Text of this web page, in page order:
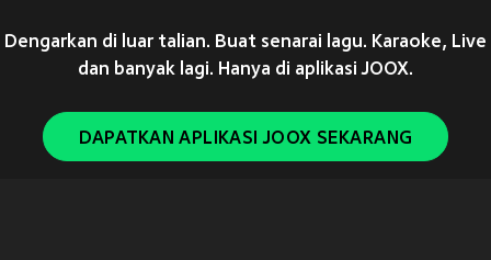
Dengarkan di luar talian. Buat senarai lagu. Karaoke, Live
dan banyak lagi. Hanya di aplikasi JOOX.
DAPATKAN APLIKASI JOOX SEKARANG